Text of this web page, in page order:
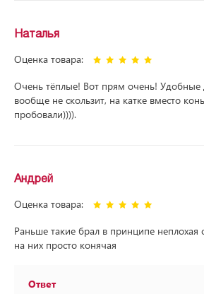
Наталья
Оценка товара:
Очень тёплые! Вот прям очень! Удобные
вообще не скользит, на катке вместо
пробовали)))).
Андрей
Оценка товара:
Раньше такие брал в принципе неплохая
на них просто конячая
Ответ